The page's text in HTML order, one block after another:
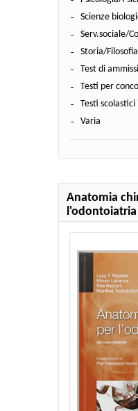
Scienze
Serv.sociale/
Storia/
Test di
Testi per
Testi
Varia
Anatomia
l'odontoiatria